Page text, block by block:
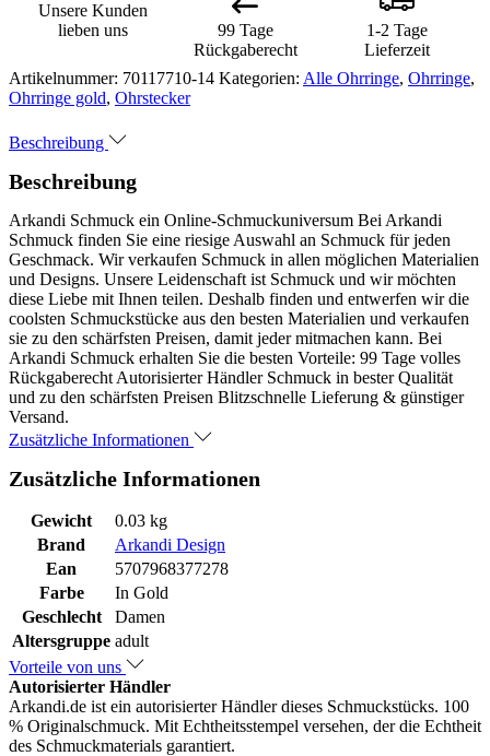
Unsere Kunden
lieben uns
99 Tage
Rückgaberecht
1-2 Tage
Lieferzeit
Artikelnummer: 70117710-14 Kategorien: Alle Ohrringe, Ohrringe,
Ohrringe gold, Ohrstecker
Beschreibung
Beschreibung
Arkandi Schmuck ein Online-Schmuckuniversum Bei Arkandi
Schmuck finden Sie eine riesige Auswahl an Schmuck für jeden
Geschmack. Wir verkaufen Schmuck in allen möglichen Materialien
und Designs. Unsere Leidenschaft ist Schmuck und wir möchten
diese Liebe mit Ihnen teilen. Deshalb finden und entwerfen wir die
coolsten Schmuckstücke aus den besten Materialien und verkaufen
sie zu den schärfsten Preisen, damit jeder mitmachen kann. Bei
Arkandi Schmuck erhalten Sie die besten Vorteile: 99 Tage volles
Rückgaberecht Autorisierter Händler Schmuck in bester Qualität
und zu den schärfsten Preisen Blitzschnelle Lieferung & günstiger
Versand.
Zusätzliche Informationen
Zusätzliche Informationen
Gewicht
0.03 kg
Brand
Arkandi Design
Ean
5707968377278
Farbe
In Gold
Geschlecht
Damen
Altersgruppe adult
Vorteile von uns
Autorisierter Händler
Arkandi.de ist ein autorisierter Händler dieses Schmuckstücks. 100
% Originalschmuck. Mit Echtheitsstempel versehen, der die Echtheit
des Schmuckmaterials garantiert.